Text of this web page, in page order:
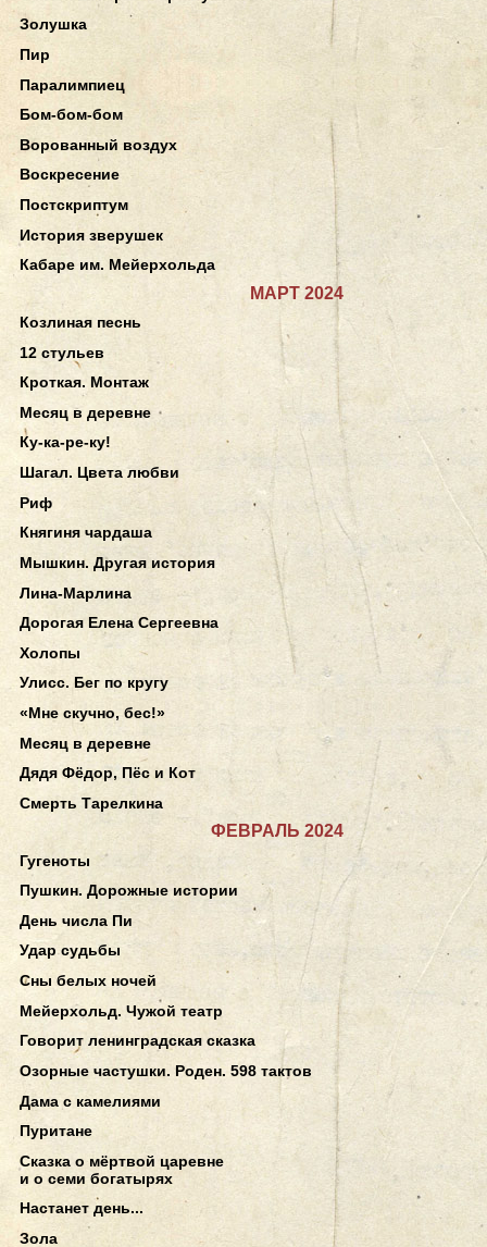
Золушка
Пир
Паралимпиец
Бом-бом-бом
Ворованный воздух
Воскресение
Постскриптум
История зверушек
Кабаре им. Мейерхольда
МАРТ 2024
Козлиная песнь
12 стульев
Кроткая. Монтаж
Месяц в деревне
Ку-ка-ре-ку!
Шагал. Цвета любви
Риф
Княгиня чардаша
Мышкин. Другая история
Лина-Марлина
Дорогая Елена Сергеевна
Холопы
Улисс. Бег по кругу
«Мне скучно, бес!»
Месяц в деревне
Дядя Фёдор, Пёс и Кот
Смерть Тарелкина
ФЕВРАЛЬ 2024
Гугеноты
Пушкин. Дорожные истории
День числа Пи
Удар судьбы
Сны белых ночей
Мейерхольд. Чужой театр
Говорит ленинградская сказка
Озорные частушки. Роден. 598 тактов
Дама с камелиями
Пуритане
Сказка о мёртвой царевне
и о семи богатырях
Настанет день...
Зола